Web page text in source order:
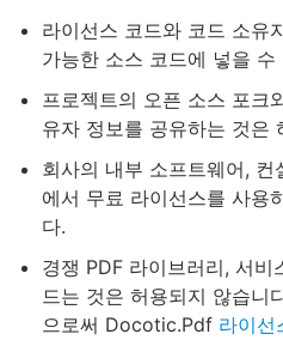
라이선스 코드와 코드 소유
가능한 소스 코드에 넣을 수
프로젝트의 오픈 소스 포크
유자 정보를 공유하는 것은
회사의 내부 소프트웨어,
에서 무료 라이선스를 사용
다.
경쟁 PDF 라이브러리, 서
드는 것은 허용되지 않습니
으로써 Docotic.Pdf 라이선